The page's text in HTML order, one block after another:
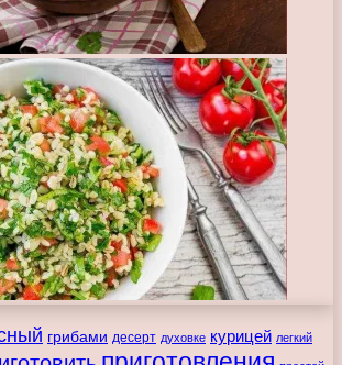
грибами десерт духовке курицей легкий